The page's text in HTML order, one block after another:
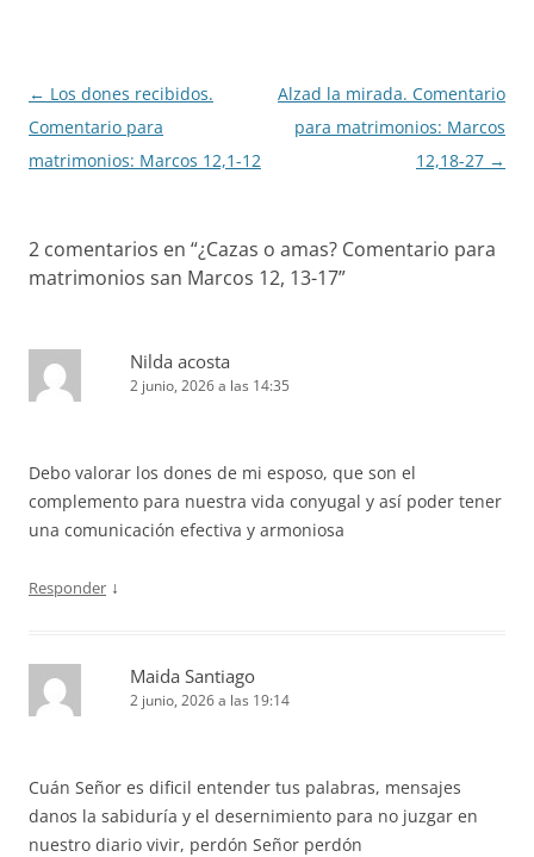
Navegación
de
entradas
← Los dones recibidos.
Comentario para
matrimonios: Marcos 12,1-12
Alzad la mirada. Comentario
para matrimonios: Marcos
12,18-27 →
2 comentarios en “¿Cazas o amas? Comentario para
matrimonios san Marcos 12, 13-17”
Nilda acosta
2 junio, 2026 a las 14:35
Debo valorar los dones de mi esposo, que son el
complemento para nuestra vida conyugal y así poder tener
una comunicación efectiva y armoniosa
Responder ↓
Maida Santiago
2 junio, 2026 a las 19:14
Cuán Señor es dificil entender tus palabras, mensajes
danos la sabiduría y el desernimiento para no juzgar en
nuestro diario vivir, perdón Señor perdón